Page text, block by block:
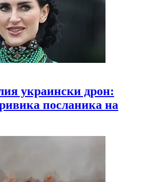
украински дрон:
посланика на